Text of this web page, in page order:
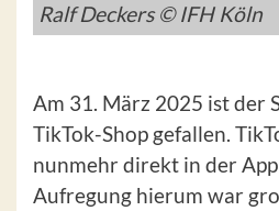
Ralf Deckers © IFH Köln
Am 31. März 2025 ist der
TikTok-Shop gefallen.
nunmehr direkt in der
Aufregung hierum war